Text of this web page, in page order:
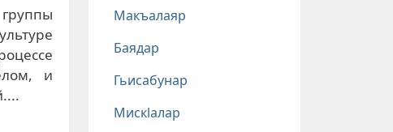
и
Макъалаяр
Баядар
Гьисабунар
Мискlалар